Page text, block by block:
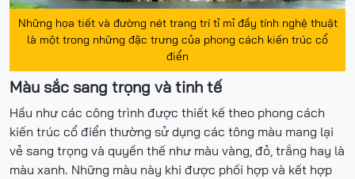
Những họa tiết và đường nét trang trí tỉ mỉ đầy tính nghệ thuật
là một trong những đặc trưng của phong cách kiến trúc cổ
điển
Màu sắc sang trọng và tinh tế
Hầu như các công trình được thiết kế theo phong cách
kiến trúc cổ điển thường sử dụng các tông màu mang lại
vẻ sang trọng và quyền thế như màu vàng, đỏ, trắng hay là
màu xanh. Những màu này khi được phối hợp và kết hợp